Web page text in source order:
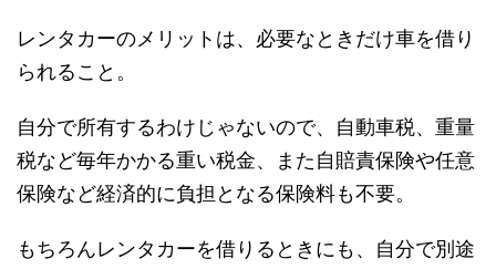
レンタカーのメリットは、必要なときだけ車を借り
られること。
自分で所有するわけじゃないので、自動車税、重量
税など毎年かかる重い税金、また自賠責保険や任意
保険など経済的に負担となる保険料も不要。
もちろんレンタカーを借りるときにも、自分で別途